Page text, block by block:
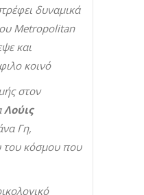
δυναμικά
Metropolitan
και
κοινό
στον
Λούις
Γη,
του κόσμου που